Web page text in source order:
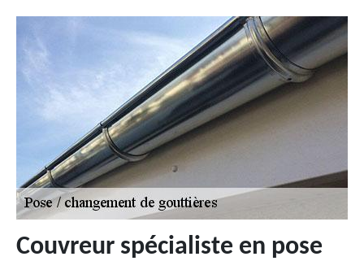
Couvreur spécialiste en pose